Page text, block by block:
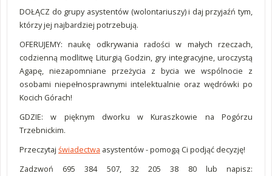
DOŁĄCZ do grupy asystentów (wolontariuszy) i daj przyjaźń tym,
którzy jej najbardziej potrzebują.
OFERUJEMY: naukę odkrywania radości w małych rzeczach,
codzienną modlitwę Liturgią Godzin, gry integracyjne, uroczystą
Agapę, niezapomniane przeżycia z bycia we wspólnocie z
osobami niepełnosprawnymi intelektualnie oraz wędrówki po
Kocich Górach!
GDZIE: w pięknym dworku w Kuraszkowie na Pogórzu
Trzebnickim.
Przeczytaj świadectwa asystentów - pomogą Ci podjąć decyzję!
Zadzwoń 695 384 507, 32 205 38 80 lub napisz: